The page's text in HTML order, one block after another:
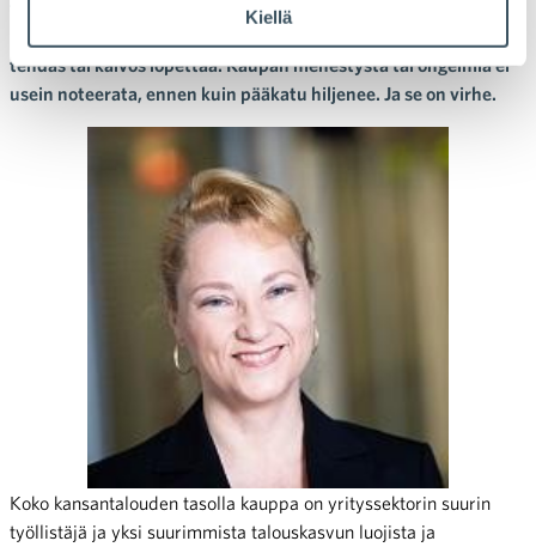
Kiellä
tyytyväisyydestä, kun Suomeen tai omaan kuntaan tehdään
tehdas tai kaivos lopettaa. Kaupan menestystä tai ongelmia ei
usein noteerata, ennen kuin pääkatu hiljenee. Ja se on virhe.
Koko kansantalouden tasolla kauppa on yrityssektorin suurin
työllistäjä ja yksi suurimmista talouskasvun luojista ja